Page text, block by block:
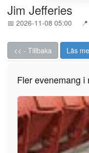
Jim Jefferies
📅 2026-11-08 05:00
<< - Tillbaka Läs
Fler evenemang